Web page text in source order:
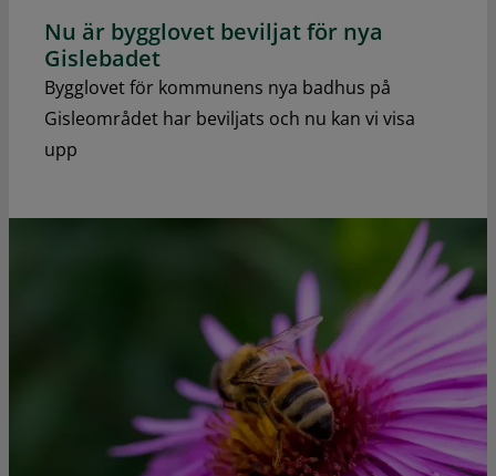
Nu är bygglovet beviljat för nya
Gislebadet
Bygglovet för kommunens nya badhus på
Gisleområdet har beviljats och nu kan vi visa
upp